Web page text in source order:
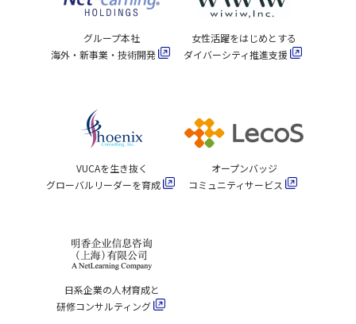
グループ本社
海外・新事業・技術開発
女性活躍をはじめとする
ダイバーシティ推進支援
VUCAを生き抜く
グローバルリーダーを育成
オープンバッジ
コミュニティサービス
日系企業の人材育成と
研修コンサルティング